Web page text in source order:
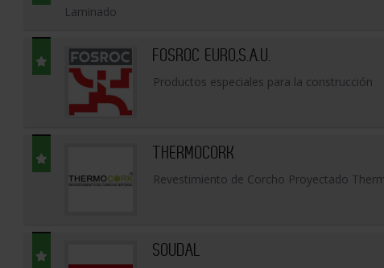
Laminado
FOSROC EURO,S.A.U.
Productos especiales para la construcción
THERMOCORK
Revestimiento de Corcho Proyectado
SOUDAL